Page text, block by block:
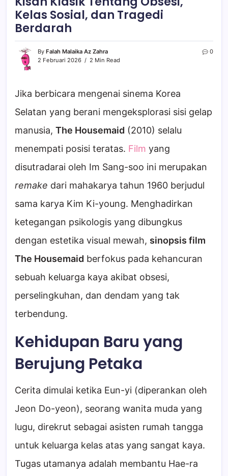
Kelas Sosial, dan Tragedi
Berdarah
By Falah Malaika Az Zahra
2 Februari 2026
2 Min Read
0
Jika berbicara mengenai sinema Korea
Selatan yang berani mengeksplorasi sisi gelap
manusia, The Housemaid (2010) selalu
menempati posisi teratas. Film yang
disutradarai oleh Im Sang-soo ini merupakan
remake dari mahakarya tahun 1960 berjudul
sama karya Kim Ki-young. Menghadirkan
ketegangan psikologis yang dibungkus
dengan estetika visual mewah, sinopsis film
The Housemaid berfokus pada kehancuran
sebuah keluarga kaya akibat obsesi,
perselingkuhan, dan dendam yang tak
terbendung.
Kehidupan Baru yang
Berujung Petaka
Cerita dimulai ketika Eun-yi (diperankan oleh
Jeon Do-yeon), seorang wanita muda yang
lugu, direkrut sebagai asisten rumah tangga
untuk keluarga kelas atas yang sangat kaya.
Tugas utamanya adalah membantu Hae-ra